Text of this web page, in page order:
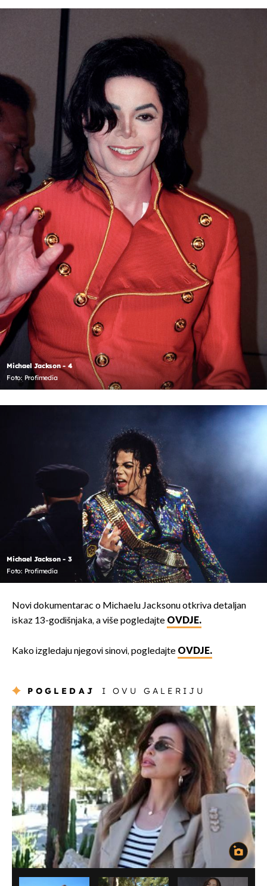
Michael Jackson - 4
Foto: Profimedia
Michael Jackson - 3
Foto: Profimedia
Novi dokumentarac o Michaelu Jacksonu otkriva detaljan
iskaz 13-godišnjaka, a više pogledajte OVDJE.
Kako izgledaju njegovi sinovi, pogledajte OVDJE.
POGLEDAJ I OVU GALERIJU